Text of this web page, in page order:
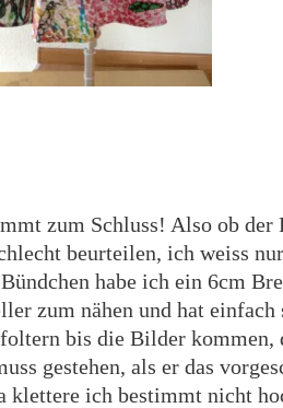
zum Schluss! Also ob der
beurteilen, ich weiss
habe ich ein 6cm
zum nähen und hat einfach
bis die Bilder kommen,
gestehen, als er das
klettere ich bestimmt nicht